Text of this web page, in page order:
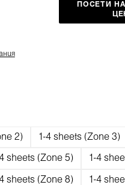
ПОСЕТИ
2) 1-4 sheets (Zone 3)
sheets (Zone 5) 1-4
sheets (Zone 8) 1-4